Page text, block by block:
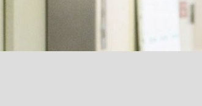
「90%は失敗する。でも…」本田圭佑が初めて明かし